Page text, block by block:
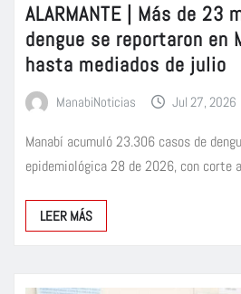
ALARMANTE | Más de 23
dengue se reportaron en
hasta mediados de julio
ManabiNoticias Jul 27, 2026
Manabí acumuló 23.306 casos de
epidemiológica 28 de 2026, con corte
LEER MÁS